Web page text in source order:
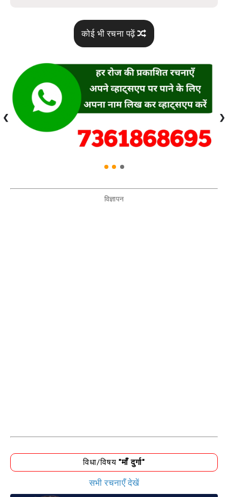
कोई भी रचना पढ़ें
❮ ❯
विज्ञापन
विधा/विषय"माँ दुर्गा"
सभी रचनाएँ देखें